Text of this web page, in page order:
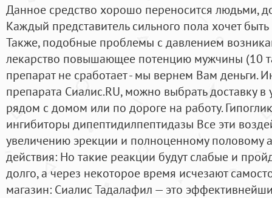
Данное средство хорошо переносится людьми,
Каждый представитель сильного пола хочет
Также, подобные проблемы с давлением
лекарство повышающее потенцию мужчины (10
препарат не сработает - мы вернем Вам деньги.
препарата Сиалис.RU, можно выбрать доставку
рядом с домом или по дороге на работу.
ингибиторы дипептидилпептидазы Все эти
увеличению эрекции и полноценному половому
действия: Но такие реакции будут слабые и
долго, а через некоторое время исчезают
магазин: Сиалис Тадалафил — это